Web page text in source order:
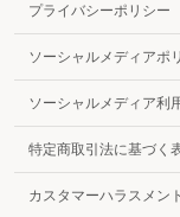
プライバシーポリシー
ソーシャルメディアポ
ソーシャルメディア利
特定商取引法に基づく
カスタマーハラスメン